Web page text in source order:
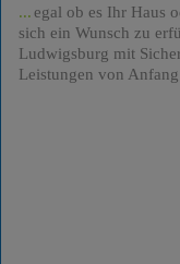
egal ob es Ihr Haus
sich ein Wunsch zu
Ludwigsburg mit
Leistungen von